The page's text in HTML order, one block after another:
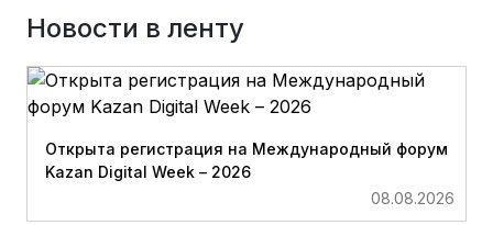
Новости в ленту
Открыта регистрация на Международный форум
Kazan Digital Week – 2026
08.08.2026